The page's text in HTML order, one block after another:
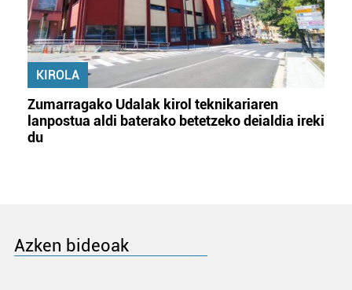
KIROLA
Zumarragako Udalak kirol teknikariaren
lanpostua aldi baterako betetzeko deialdia ireki
du
Azken bideoak